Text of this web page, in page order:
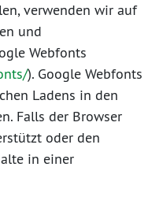
verwenden wir auf
und
Webfonts
). Google Webfonts
Ladens in den
Falls der Browser
oder den
in einer